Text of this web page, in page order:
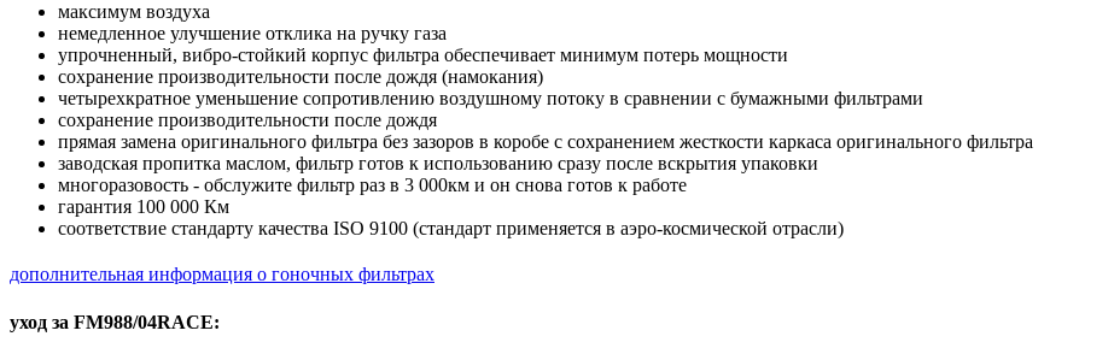
максимум воздуха
немедленное улучшение отклика на ручку газа
упрочненный, вибро-стойкий корпус фильтра обеспечивает минимум потерь мощности
сохранение производительности после дождя (намокания)
четырехкратное уменьшение сопротивлению воздушному потоку в сравнении с бумажными фильтрами
сохранение производительности после дождя
прямая замена оригинального фильтра без зазоров в коробе с сохранением жесткости каркаса оригинального фильтра
заводская пропитка маслом, фильтр готов к использованию сразу после вскрытия упаковки
многоразовость - обслужите фильтр раз в 3 000км и он снова готов к работе
гарантия 100 000 Км
соответствие стандарту качества ISO 9100 (стандарт применяется в аэро-космической отрасли)
дополнительная информация о гоночных фильтрах
уход за FM988/04RACE: